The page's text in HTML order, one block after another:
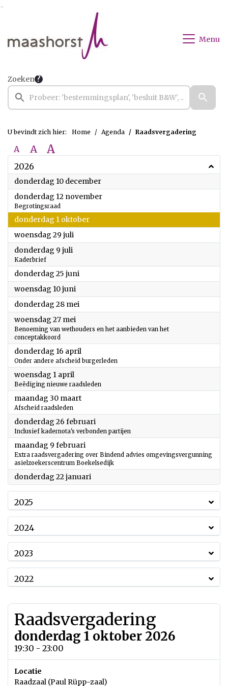
Ga naar de inhoud van deze pagina
Menu
Zoeken
U bevindt zich hier: Home Agenda Raadsvergadering
A A A
2026
donderdag 10 december2026
donderdag 12 november2026
Begrotingsraad
donderdag 1 oktober2026
woensdag 29 juli
donderdag 9 juli
Kaderbrief
donderdag 25 juni
woensdag 10 juni
donderdag 28 mei
woensdag 27 mei
Benoeming van wethouders en het aanbieden van het
conceptakkoord
donderdag 16 april
Onder andere afscheid burgerleden
woensdag 1 april
Beëdiging nieuwe raadsleden
maandag 30 maart2026
Afscheid raadsleden
donderdag 26 februari
Inclusief kadernota's verbonden partijen
maandag 9 februari
Extra raadsvergadering over Bindend advies omgevingsvergunning
asielzoekerscentrum Boekelsedijk
donderdag 22 januari
2025
2024
2023
2022
Raadsvergadering
donderdag 1 oktober 2026
19:30 - 23:00
Locatie
Raadzaal (Paul Rüpp-zaal)